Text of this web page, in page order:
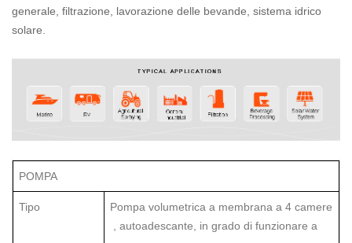
generale, filtrazione, lavorazione delle bevande, sistema idrico
solare.
POMPA
Tipo
Pompa volumetrica a membrana a 4 camere
, autoadescante, in grado di funzionare a